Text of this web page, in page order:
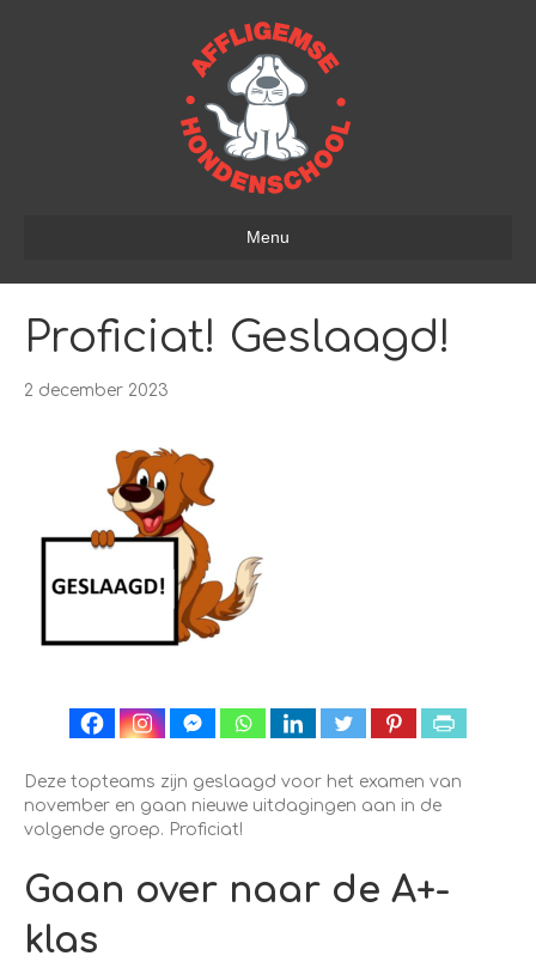
Menu
Proficiat! Geslaagd!
2 december 2023
Deze topteams zijn geslaagd voor het examen van
november en gaan nieuwe uitdagingen aan in de
volgende groep. Proficiat!
Gaan over naar de A+-
klas